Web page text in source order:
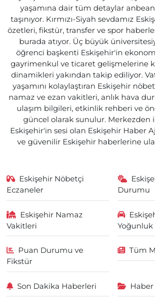
yaşamına dair tüm detaylar anbean
taşınıyor. Kırmızı-Siyah sevdamız
özetleri, fikstür, transfer ve spor
burada atıyor. Üç büyük
öğrenci başkenti Eskişehir'in
gayrimenkul ve ticaret gelişmelerine
dinamikleri yakından takip ediliyor.
yaşamını kolaylaştıran Eskişehir
namaz ve ezan vakitleri, anlık hava
ulaşım bilgileri, etkinlik rehberi ve
güncel olarak sunulur. Merkezden
Eskişehir'in sesi olan Eskişehir Haber
ve güvenilir Eskişehir haberlerine
Eskişehir Nöbetçi
Eczaneler
Durumu
Eskişehir Namaz
Vakitleri
Yoğunluk
Puan Durumu ve
Fikstür
Tüm
Son Dakika Haberleri Haber